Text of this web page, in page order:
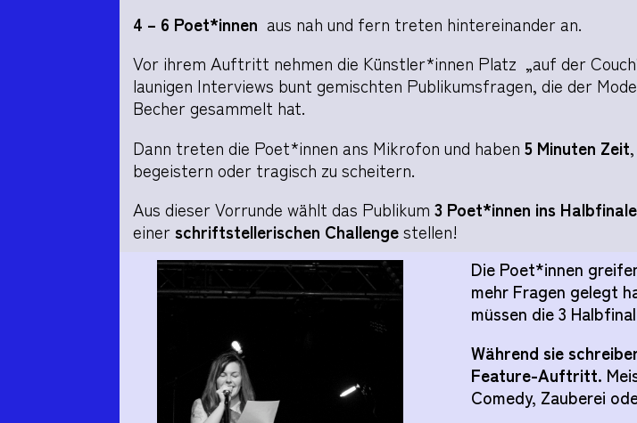
4 – 6 Poet*innen aus nah und fern treten hintereinander an.
Vor ihrem Auftritt nehmen die Künstler*innen Platz „auf der
launigen Interviews bunt gemischten Publikumsfragen, die der
Becher gesammelt hat.
Dann treten die Poet*innen ans Mikrofon und haben5 Minuten Zeit
begeistern oder tragisch zu scheitern.
Aus dieser Vorrunde wählt das Publikum3 Poet*innen ins Halbfinale
einerschriftstellerischen Challengestellen!
Die Poet*innen
mehr Fragen gelegt
müssen die 3
Während sie
Feature-Auftritt.
Comedy, Zauberei